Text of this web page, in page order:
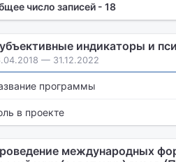
число записей - 18
индикаторы и
— 31.12.2022
программы
в проекте
международных